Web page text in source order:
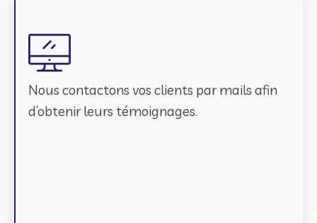
Nous contactons vos clients par mails afin
d’obtenir leurs témoignages.